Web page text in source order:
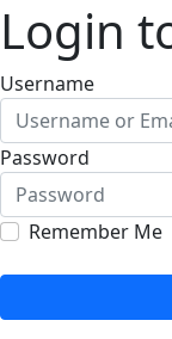
Login
Username
Password
Remember Me